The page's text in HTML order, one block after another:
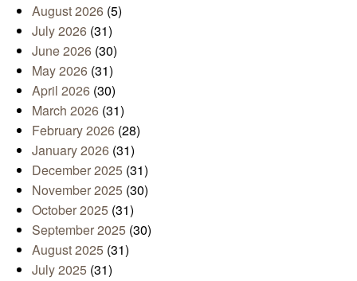
August 2026 (5)
July 2026 (31)
June 2026 (30)
May 2026 (31)
April 2026 (30)
March 2026 (31)
February 2026 (28)
January 2026 (31)
December 2025 (31)
November 2025 (30)
October 2025 (31)
September 2025 (30)
August 2025 (31)
July 2025 (31)